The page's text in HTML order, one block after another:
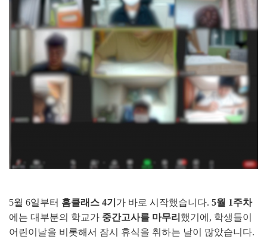
5월 6일부터 홈클래스 4기 가 바로 시작했습니다. 5월 1주차
에는 대부분의 학교가 중간고사를 마무리 했기에, 학생들이
어린이날을 비롯해서 잠시 휴식을 취하는 날이 많았습니다.